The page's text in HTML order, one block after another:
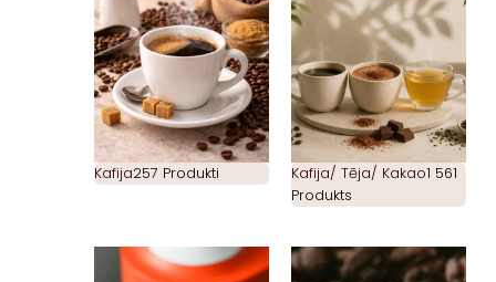
Kafija257 Produkti Kafija/ Tēja/ Kakao1 561
Produkts